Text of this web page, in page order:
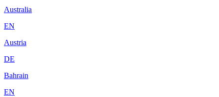
Australia
EN
Austria
DE
Bahrain
EN